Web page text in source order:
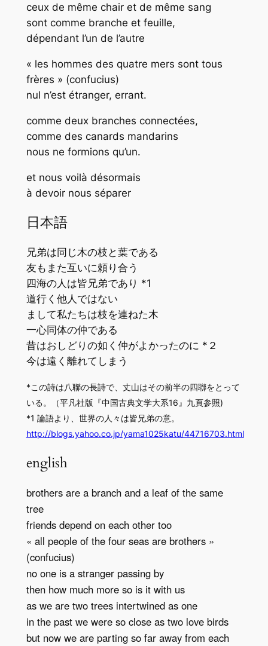
ceux de même chair et de même sang
sont comme branche et feuille,
dépendant l’un de l’autre
« les hommes des quatre mers sont tous
frères » (confucius)
nul n’est étranger, errant.
comme deux branches connectées,
comme des canards mandarins
nous ne formions qu’un.
et nous voilà désormais
à devoir nous séparer
日本語
兄弟は同じ木の枝と葉である
友もまた互いに頼り合う
四海の人は皆兄弟であり *1
道行く他人ではない
まして私たちは枝を連ねた木
一心同体の仲である
昔はおしどりの如く仲がよかったのに *２
今は遠く離れてしまう
*この詩は八聯の長詩で、丈山はその前半の四聯をとって
いる。（平凡社版『中国古典文学大系16』九頁参照)
*1 論語より、世界の人々は皆兄弟の意。
http://blogs.yahoo.co.jp/yama1025katu/44716703.html
english
brothers are a branch and a leaf of the same
tree
friends depend on each other too
« all people of the four seas are brothers »
(confucius)
no one is a stranger passing by
then how much more so is it with us
as we are two trees intertwined as one
in the past we were so close as two love birds
but now we are parting so far away from each